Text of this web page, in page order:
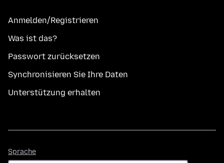
Anmelden/Registrieren
Was ist das?
Passwort zurücksetzen
Synchronisieren Sie Ihre Daten
Unterstützung erhalten
Sprache